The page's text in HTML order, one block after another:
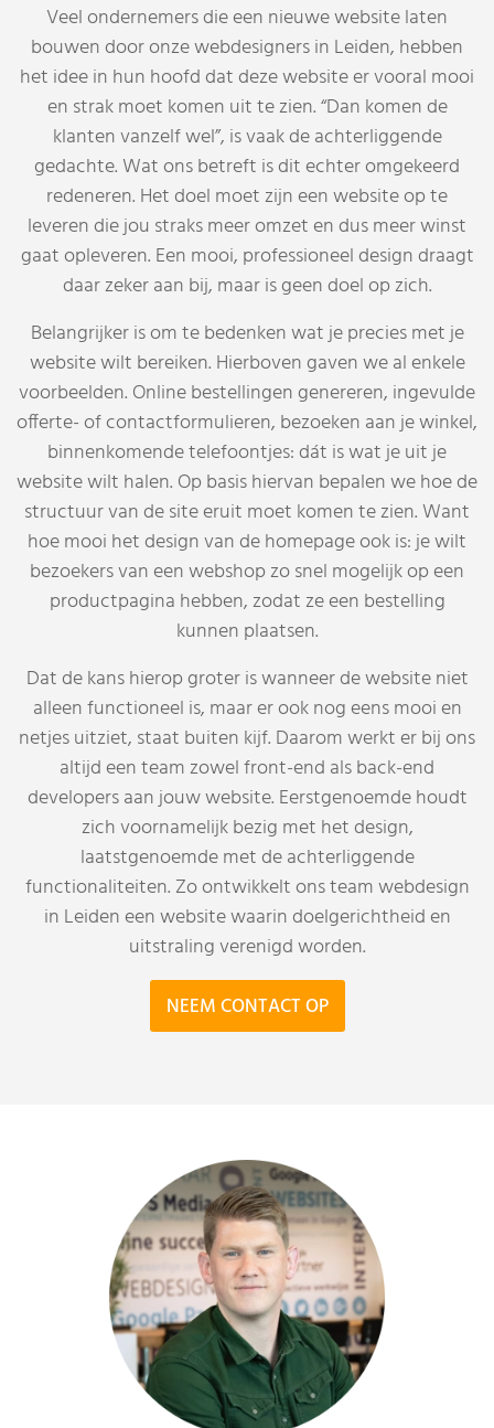
Veel ondernemers die een nieuwe website laten
bouwen door onze webdesigners in Leiden, hebben
het idee in hun hoofd dat deze website er vooral mooi
en strak moet komen uit te zien. “Dan komen de
klanten vanzelf wel”, is vaak de achterliggende
gedachte. Wat ons betreft is dit echter omgekeerd
redeneren. Het doel moet zijn een website op te
leveren die jou straks meer omzet en dus meer winst
gaat opleveren. Een mooi, professioneel design draagt
daar zeker aan bij, maar is geen doel op zich.
Belangrijker is om te bedenken wat je precies met je
website wilt bereiken. Hierboven gaven we al enkele
voorbeelden. Online bestellingen genereren, ingevulde
offerte- of contactformulieren, bezoeken aan je winkel,
binnenkomende telefoontjes: dát is wat je uit je
website wilt halen. Op basis hiervan bepalen we hoe de
structuur van de site eruit moet komen te zien. Want
hoe mooi het design van de homepage ook is: je wilt
bezoekers van een webshop zo snel mogelijk op een
productpagina hebben, zodat ze een bestelling
kunnen plaatsen.
Dat de kans hierop groter is wanneer de website niet
alleen functioneel is, maar er ook nog eens mooi en
netjes uitziet, staat buiten kijf. Daarom werkt er bij ons
altijd een team zowel front-end als back-end
developers aan jouw website. Eerstgenoemde houdt
zich voornamelijk bezig met het design,
laatstgenoemde met de achterliggende
functionaliteiten. Zo ontwikkelt ons team webdesign
in Leiden een website waarin doelgerichtheid en
uitstraling verenigd worden.
NEEM CONTACT OP